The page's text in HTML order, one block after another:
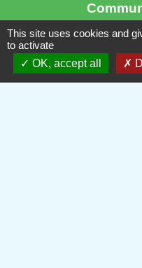
161,
+33
This site uses cookies and
to activate
OK, accept all